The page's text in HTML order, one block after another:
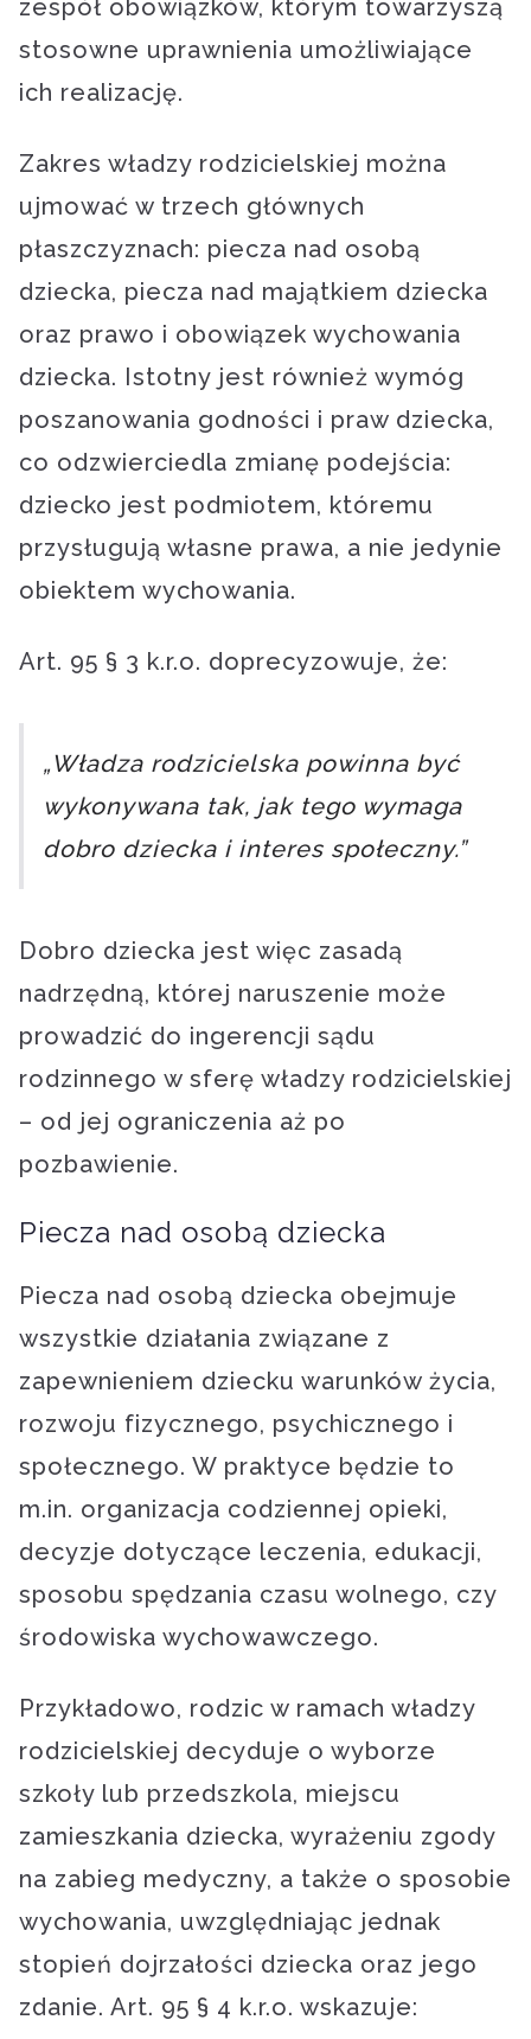
zespół obowiązków, którym towarzyszą
stosowne uprawnienia umożliwiające
ich realizację.
Zakres władzy rodzicielskiej można
ujmować w trzech głównych
płaszczyznach: piecza nad osobą
dziecka, piecza nad majątkiem dziecka
oraz prawo i obowiązek wychowania
dziecka. Istotny jest również wymóg
poszanowania godności i praw dziecka,
co odzwierciedla zmianę podejścia:
dziecko jest podmiotem, któremu
przysługują własne prawa, a nie jedynie
obiektem wychowania.
Art. 95 § 3 k.r.o. doprecyzowuje, że:
„Władza rodzicielska powinna być
wykonywana tak, jak tego wymaga
dobro dziecka i interes społeczny.”
Dobro dziecka jest więc zasadą
nadrzędną, której naruszenie może
prowadzić do ingerencji sądu
rodzinnego w sferę władzy rodzicielskiej
– od jej ograniczenia aż po
pozbawienie.
Piecza nad osobą dziecka
Piecza nad osobą dziecka obejmuje
wszystkie działania związane z
zapewnieniem dziecku warunków życia,
rozwoju fizycznego, psychicznego i
społecznego. W praktyce będzie to
m.in. organizacja codziennej opieki,
decyzje dotyczące leczenia, edukacji,
sposobu spędzania czasu wolnego, czy
środowiska wychowawczego.
Przykładowo, rodzic w ramach władzy
rodzicielskiej decyduje o wyborze
szkoły lub przedszkola, miejscu
zamieszkania dziecka, wyrażeniu zgody
na zabieg medyczny, a także o sposobie
wychowania, uwzględniając jednak
stopień dojrzałości dziecka oraz jego
zdanie. Art. 95 § 4 k.r.o. wskazuje: